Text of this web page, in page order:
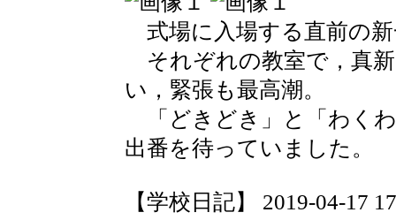
式場に入場する直前の
それぞれの教室で，真
い，緊張も最高潮。
「どきどき」と「わく
出番を待っていました。
【学校日記】 2019-04-17